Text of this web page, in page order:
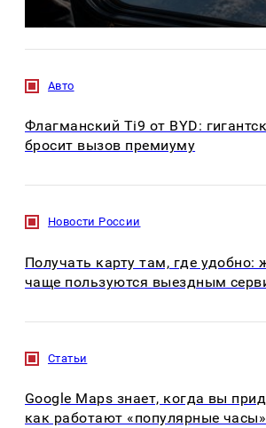
Авто
Флагманский Ti9 от BYD:
бросит вызов премиуму
Новости России
Получать карту там, где удобно:
чаще пользуются выездным
Статьи
Google Maps знает, когда вы
как работают «популярные часы»